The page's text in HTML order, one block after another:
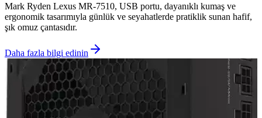
Mark Ryden Lexus MR-7510, USB portu, dayanıklı kumaş ve
ergonomik tasarımıyla günlük ve seyahatlerde pratiklik sunan hafif,
şık omuz çantasıdır.
Daha fazla bilgi edinin